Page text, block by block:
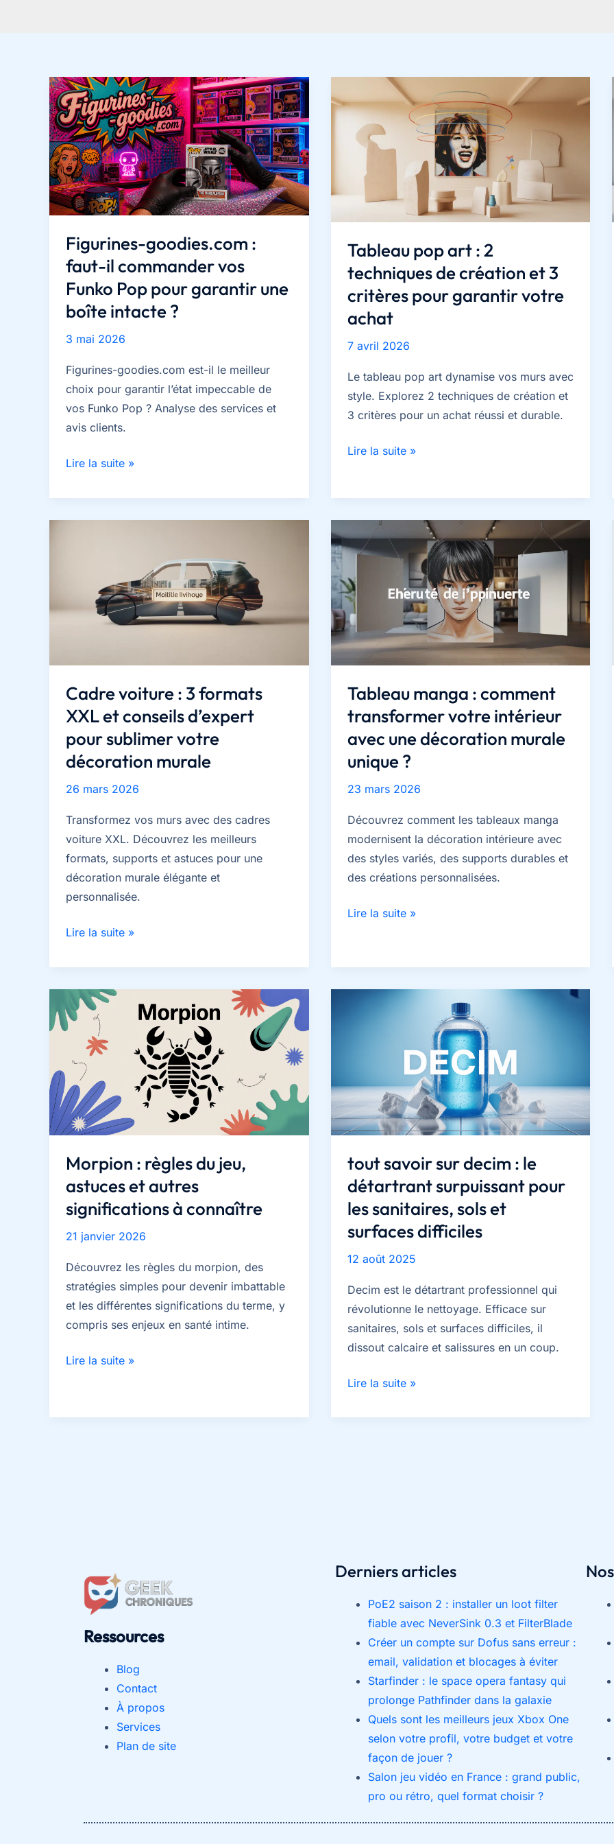
Figurines-goodies.com :
faut-il commander vos
Funko Pop pour garantir une
boîte intacte ?
3 mai 2026
Figurines-goodies.com est-il le meilleur
choix pour garantir l’état impeccable de
vos Funko Pop ? Analyse des services et
avis clients.
Figurines-
:
faut-
Funko
Pop
boîte
intacte
Lire la suite »
Tableau pop art : 2
techniques de création et 3
critères pour garantir votre
achat
7 avril 2026
Le tableau pop art dynamise vos murs avec
style. Explorez 2 techniques de création et
3 critères pour un achat réussi et durable.
Tableau
techniques
création
et
3
critères
pour
votre
achat
Lire la suite »
Cadre voiture : 3 formats
XXL et conseils d’expert
pour sublimer votre
décoration murale
26 mars 2026
Transformez vos murs avec des cadres
voiture XXL. Découvrez les meilleurs
formats, supports et astuces pour une
décoration murale élégante et
personnalisée.
Cadre
:
3
formats
XXL
conseils
d’expert
pour
sublimer
décoration
murale
Lire la suite »
Tableau manga : comment
transformer votre intérieur
avec une décoration murale
unique ?
23 mars 2026
Découvrez comment les tableaux manga
modernisent la décoration intérieure avec
des styles variés, des supports durables et
des créations personnalisées.
Tableau
comment
transformer
décoration
murale
unique
Lire la suite »
Morpion : règles du jeu,
astuces et autres
significations à connaître
21 janvier 2026
Découvrez les règles du morpion, des
stratégies simples pour devenir imbattable
et les différentes significations du terme, y
compris ses enjeux en santé intime.
Morpion
du
Lire la suite »
tout savoir sur decim : le
détartrant surpuissant pour
les sanitaires, sols et
surfaces difficiles
12 août 2025
Decim est le détartrant professionnel qui
révolutionne le nettoyage. Efficace sur
sanitaires, sols et surfaces difficiles, il
dissout calcaire et salissures en un coup.
tout
sur
sanitaires,
surfaces
difficiles
Lire la suite »
Ressources
Blog
Contact
À propos
Services
Plan de site
Derniers articles
PoE2 saison 2 : installer un loot filter
fiable avec NeverSink 0.3 et FilterBlade
Créer un compte sur Dofus sans erreur :
email, validation et blocages à éviter
Starfinder : le space opera fantasy qui
prolonge Pathfinder dans la galaxie
Quels sont les meilleurs jeux Xbox One
selon votre profil, votre budget et votre
façon de jouer ?
Salon jeu vidéo en France : grand public,
pro ou rétro, quel format choisir ?